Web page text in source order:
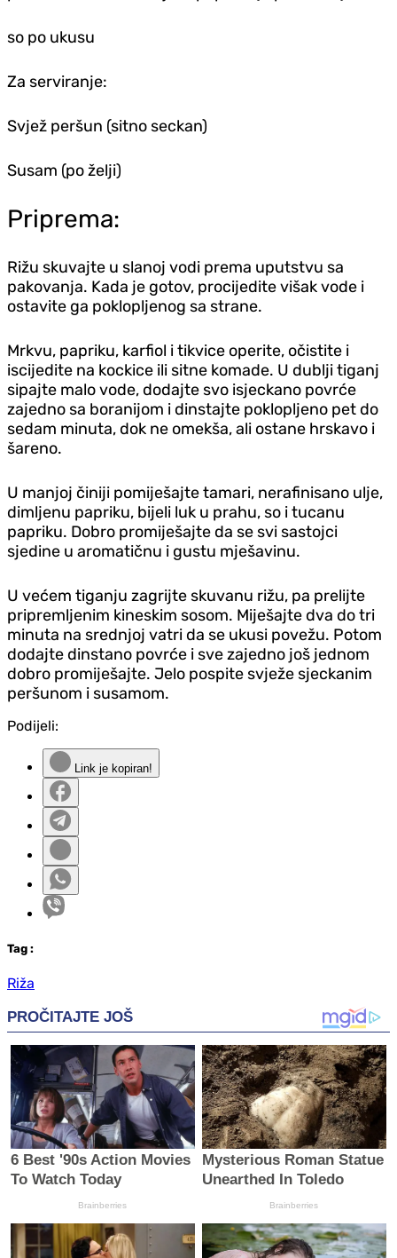
so po ukusu
Za serviranje:
Svjež peršun (sitno seckan)
Susam (po želji)
Priprema:
Rižu skuvajte u slanoj vodi prema uputstvu sa
pakovanja. Kada je gotov, procijedite višak vode i
ostavite ga poklopljenog sa strane.
Mrkvu, papriku, karfiol i tikvice operite, očistite i
iscijedite na kockice ili sitne komade. U dublji tiganj
sipajte malo vode, dodajte svo isjeckano povrće
zajedno sa boranijom i dinstajte poklopljeno pet do
sedam minuta, dok ne omekša, ali ostane hrskavo i
šareno.
U manjoj činiji pomiješajte tamari, nerafinisano ulje,
dimljenu papriku, bijeli luk u prahu, so i tucanu
papriku. Dobro promiješajte da se svi sastojci
sjedine u aromatičnu i gustu mješavinu.
U većem tiganju zagrijte skuvanu rižu, pa prelijte
pripremljenim kineskim sosom. Miješajte dva do tri
minuta na srednjoj vatri da se ukusi povežu. Potom
dodajte dinstano povrće i sve zajedno još jednom
dobro promiješajte. Jelo pospite svježe sjeckanim
peršunom i susamom.
Podijeli:
Link je kopiran!
Tag :
Riža